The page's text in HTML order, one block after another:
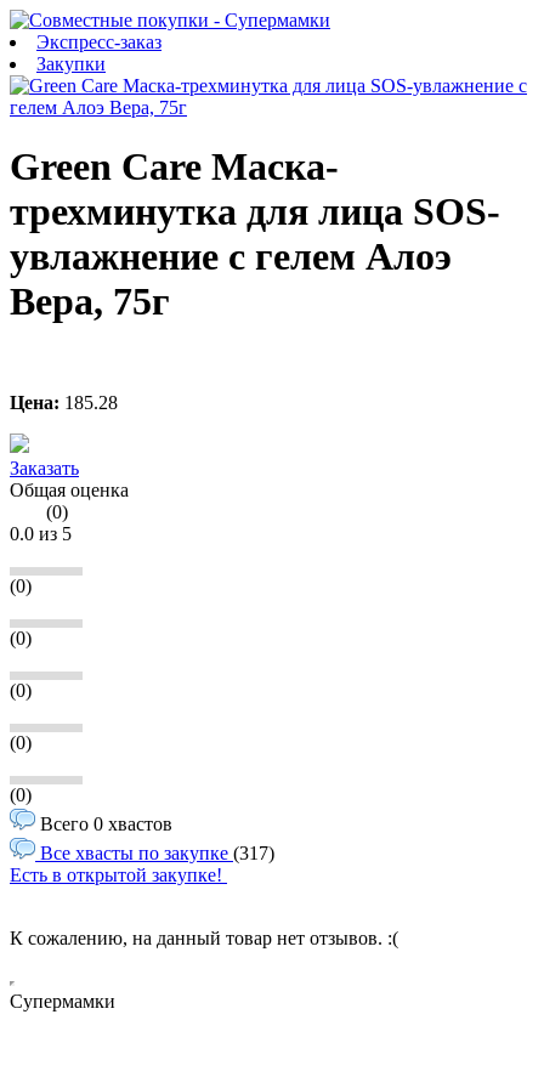
Экспресс-заказ
Закупки
Green Care Маска-
трехминутка для лица SOS-
увлажнение с гелем Алоэ
Вера, 75г
Цена: 185.28
Заказать
Общая оценка
(0)
0.0 из 5
(0)
(0)
(0)
(0)
(0)
Всего 0 хвастов
Все хвасты по закупке (317)
Есть в открытой закупке!
К сожалению, на данный товар нет отзывов. :(
Супермамки